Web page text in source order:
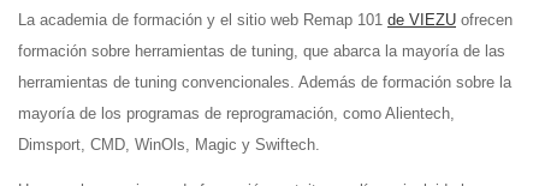
La academia de formación y el sitio web Remap 101 de VIEZU ofrecen
formación sobre herramientas de tuning, que abarca la mayoría de las
herramientas de tuning convencionales. Además de formación sobre la
mayoría de los programas de reprogramación, como Alientech,
Dimsport, CMD, WinOls, Magic y Swiftech.